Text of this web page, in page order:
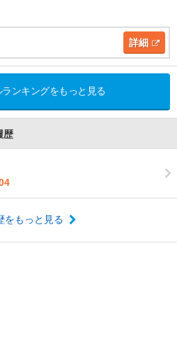
詳細
ンキングをもっと見る
歴
をもっと見る